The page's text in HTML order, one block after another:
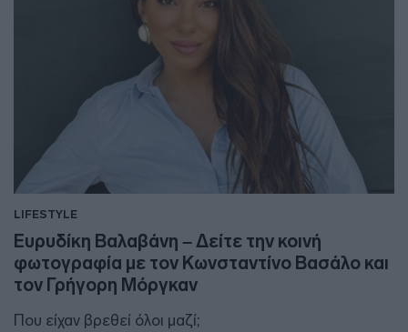
LIFESTYLE
Ευρυδίκη Βαλαβάνη – Δείτε την κοινή
φωτογραφία με τον Κωνσταντίνο Βασάλο και
τον Γρήγορη Μόργκαν
Που είχαν βρεθεί όλοι μαζί;